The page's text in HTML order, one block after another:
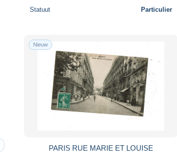
Statuut Particulier
Nieuw
PARIS RUE MARIE ET LOUISE